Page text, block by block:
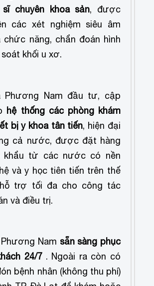
chuyên khoa sản, được
các xét nghiệm siêu âm
chức năng, chẩn đoán hình
khối u xơ.
Phương Nam đầu tư, cập
hệ thống các phòng khám
bị y khoa tân tiến, hiện đại
cả nước, được đặt hàng
khẩu từ các nước có nền
và y học tiên tiến trên thế
trợ tối đa cho công tác
và điều trị.
Nam sẵn sàng phục
24/7. Ngoài ra còn có
bệnh nhân (không thu phí)